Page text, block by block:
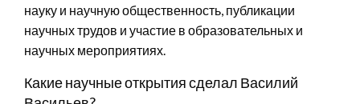
науку и научную общественность, публикации
научных трудов и участие в образовательных и
научных мероприятиях.
Какие научные открытия сделал Василий